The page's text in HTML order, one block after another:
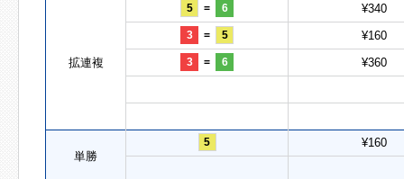
拡連複
5 = 6 ¥340
3 = 5 ¥160
3 = 6 ¥360
単勝
5 ¥160